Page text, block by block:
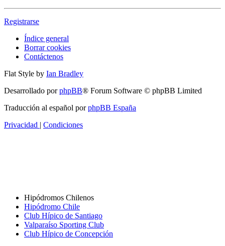
Registrarse
Índice general
Borrar cookies
Contáctenos
Flat Style by Ian Bradley
Desarrollado porphpBB® Forum Software © phpBB Limited
Traducción al español porphpBB España
Privacidad | Condiciones
Hipódromos Chilenos
Hipódromo Chile
Club Hípico de Santiago
Valparaíso Sporting Club
Club Hípico de Concepción